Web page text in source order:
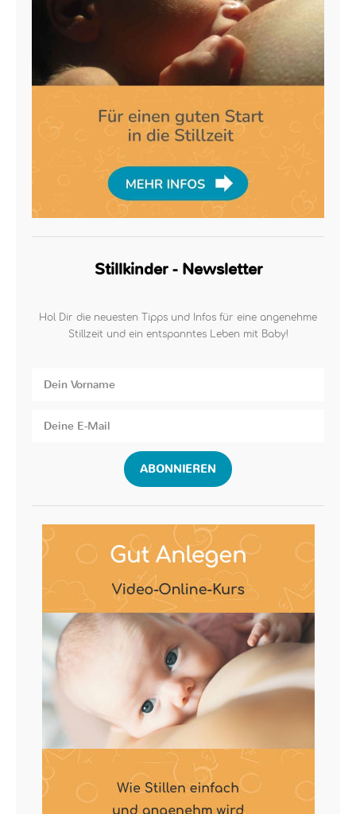
Stillkinder - Newsletter
Hol Dir die neuesten Tipps und Infos für eine angenehme
Stillzeit und ein entspanntes Leben mit Baby!
ABONNIEREN